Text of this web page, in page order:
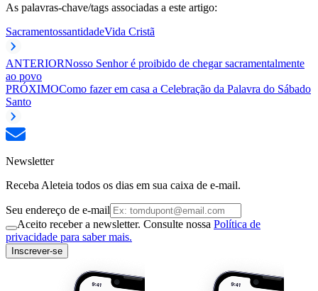
As palavras-chave/tags associadas a este artigo:
SacramentossantidadeVida Cristã
ANTERIORNosso Senhor é proibido de chegar sacramentalmente
ao povo
PRÓXIMOComo fazer em casa a Celebração da Palavra do Sábado
Santo
Newsletter
Receba Aleteia todos os dias em sua caixa de e-mail.
Seu endereço de e-mail
Aceito receber a newsletter. Consulte nossa Política de
privacidade para saber mais.
Inscrever-se